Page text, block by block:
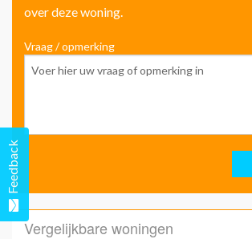
over deze woning.
Vraag / opmerking
Vergelijkbare woningen
Feedback